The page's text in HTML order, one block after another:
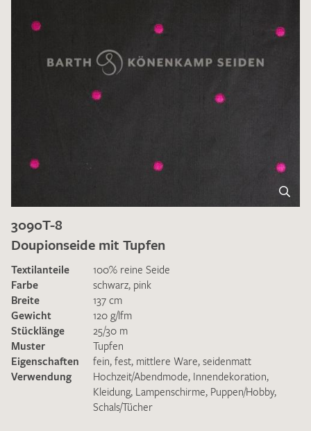
Ich bin damit einverstanden, dass meine angegebenen Daten
3090T-8
Doupionseide mit Tupfen
Textilanteile
100% reine Seide
Farbe
schwarz, pink
Breite
137 cm
Gewicht
120 g/lfm
Stücklänge
25/30 m
Muster
Tupfen
Eigenschaften
fein, fest, mittlere Ware, seidenmatt
Verwendung
Hochzeit/Abendmode, Innendekoration,
Kleidung, Lampenschirme, Puppen/Hobby,
Schals/Tücher